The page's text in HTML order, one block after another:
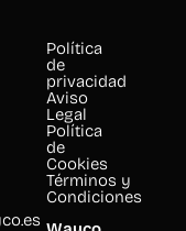
Política
de
privacidad
Aviso
Legal
Política
de
Cookies
Términos y
Condiciones